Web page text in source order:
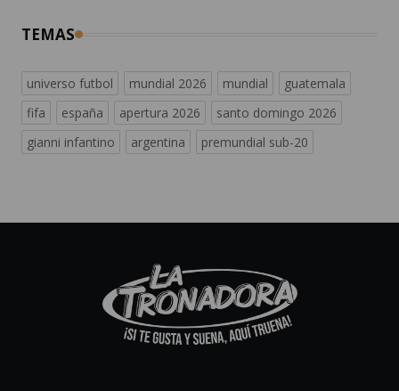
TEMAS
universo futbol mundial 2026 mundial
guatemala
fifa
españa apertura 2026
santo domingo 2026
gianni infantino
argentina premundial sub-20